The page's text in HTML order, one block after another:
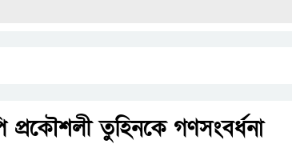
তুহিনকে গণসংবর্ধনা